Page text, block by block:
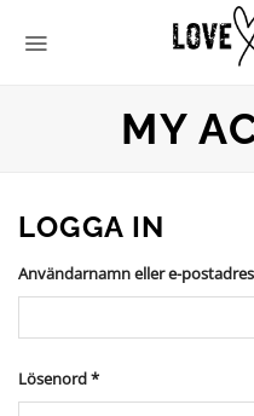
MY
LOGGA IN
Användarnamn eller e-
Lösenord*Obligatoriskt